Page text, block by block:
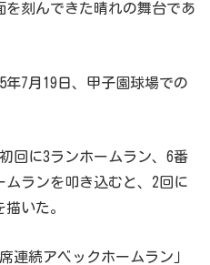
刻んできた晴れの舞台であ
年7月19日、甲子園球場での
回に3ランホームラン、6番
ランを叩き込むと、2回に
いた。
連続アベックホームラン」